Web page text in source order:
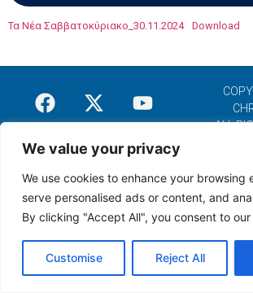
We value your privacy
We use cookies to enhance your browsing
serve personalised ads or content, and
By clicking "Accept All", you consent to
Customise Reject All
Τα Νέα Σαββατοκύριακο_30.11.2024 Download
ALL